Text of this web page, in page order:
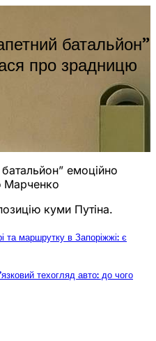
батальйон”
про зрадницю
емоційно
Марченко
куми Путіна.
та маршрутку в Запоріжжі: є
техогляд авто: до чого